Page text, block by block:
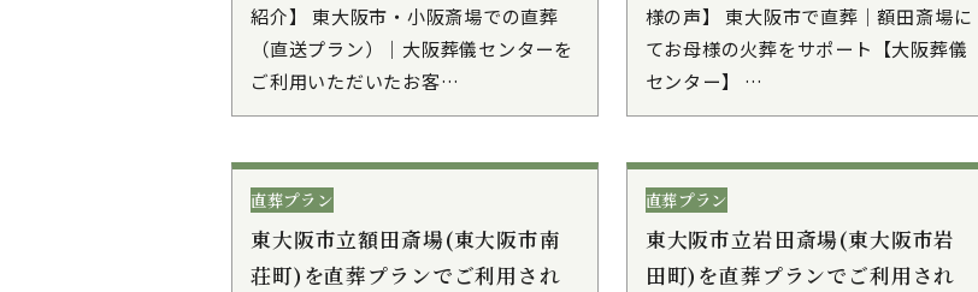
紹介】 東大阪市・小阪斎場での直葬
（直送プラン）｜大阪葬儀センターを
ご利用いただいたお客…
様の声】 東大阪市で直葬｜額田斎場に
てお母様の火葬をサポート【大阪葬儀
センター】 …
直葬プラン
東大阪市立額田斎場(東大阪市南
荘町)を直葬プランでご利用され
直葬プラン
東大阪市立岩田斎場(東大阪市岩
田町)を直葬プランでご利用され